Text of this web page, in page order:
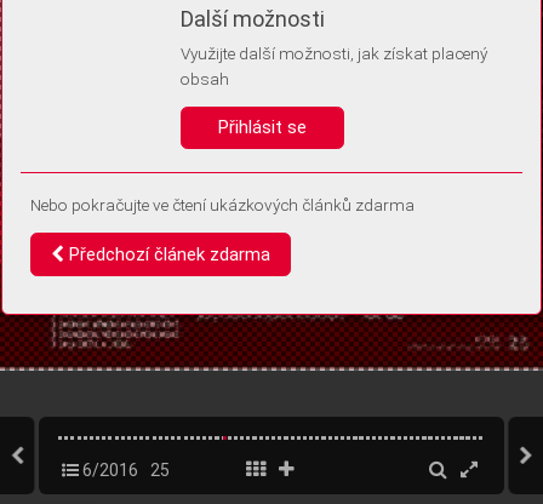
Identifikátor je zcela anonymní.
Vaše souhlasy a odmítnutí si ukládáme do vašeho zařízení, abychom se
vás už příště znovu neptali. Můžete je kdykoli později upravit ve Správě
6/2016 25
Další možnosti
Využijte další možnosti, jak získat placený
obsah
Přihlásit se
Nebo pokračujte ve čtení ukázkových článků zdarma
Předchozí článek zdarma